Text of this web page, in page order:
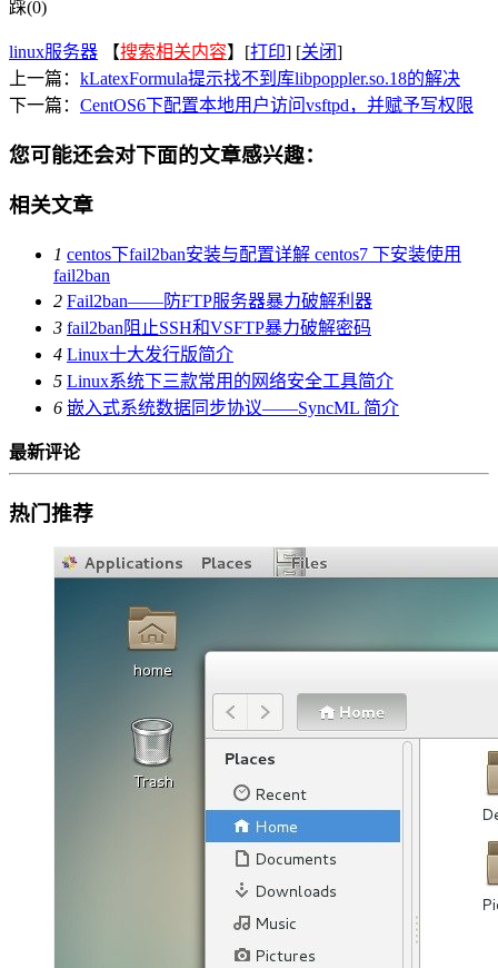
踩(0)
linux服务器 【搜索相关内容】[打印] [关闭]
上一篇： kLatexFormula提示找不到库libpoppler.so.18的解决
下一篇： CentOS6下配置本地用户访问vsftpd，并赋予写权限
您可能还会对下面的文章感兴趣：
相关文章
1 centos下fail2ban安装与配置详解 centos7 下安装使用
fail2ban
2 Fail2ban——防FTP服务器暴力破解利器
3 fail2ban阻止SSH和VSFTP暴力破解密码
4 Linux十大发行版简介
5 Linux系统下三款常用的网络安全工具简介
6 嵌入式系统数据同步协议——SyncML 简介
最新评论
热门推荐